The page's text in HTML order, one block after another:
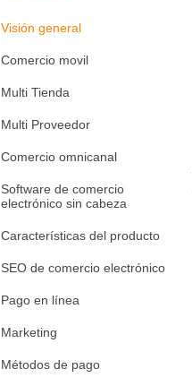
Visión general
Comercio movil
Multi Tienda
Multi Proveedor
Comercio omnicanal
Software de comercio
electrónico sin cabeza
Características del producto
SEO de comercio electrónico
Pago en línea
Marketing
Métodos de pago